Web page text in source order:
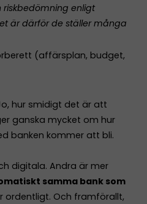
enligt
är därför de ställer många
(affärsplan, budget,
hur smidigt det är att
ganska mycket om hur
banken kommer att bli.
digitala. Andra är mer
samma bank som
ordentligt. Och framförallt,